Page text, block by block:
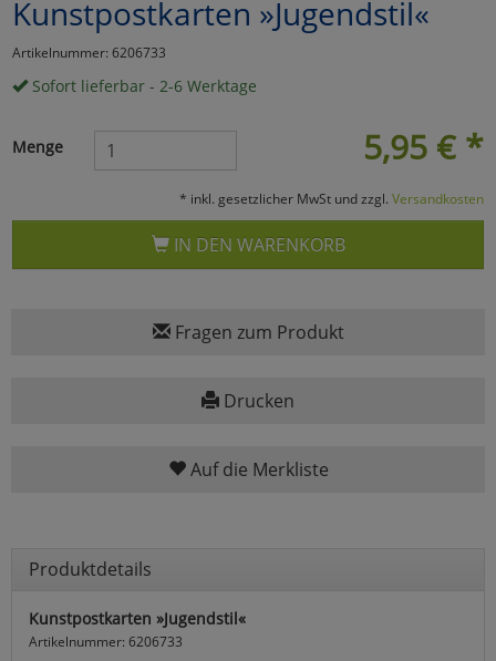
Kunstpostkarten »Jugendstil«
Artikelnummer: 6206733
Sofort lieferbar - 2-6 Werktage
5,95 € *
Menge
* inkl. gesetzlicher MwSt und zzgl. Versandkosten
IN DEN WARENKORB
Fragen zum Produkt
Drucken
Auf die Merkliste
Produktdetails
Kunstpostkarten »Jugendstil«
Artikelnummer: 6206733
Marketing
Cookies
Einstellungen speichern